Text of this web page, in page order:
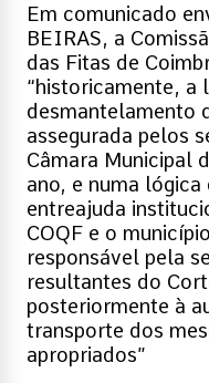
Em comunicado
BEIRAS, a
das Fitas de
“historicamente, a
desmantelamento
assegurada pelos
Câmara Municipal
ano, e numa
entreajuda
COQF e o
responsável pela
resultantes do
posteriormente à
transporte dos
apropriados”